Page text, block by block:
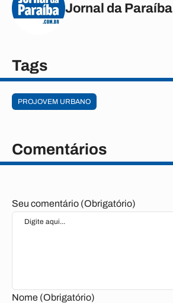
Jornal da Paraíba
Tags
PROJOVEM URBANO
Comentários
Seu comentário (Obrigatório)
Nome (Obrigatório)